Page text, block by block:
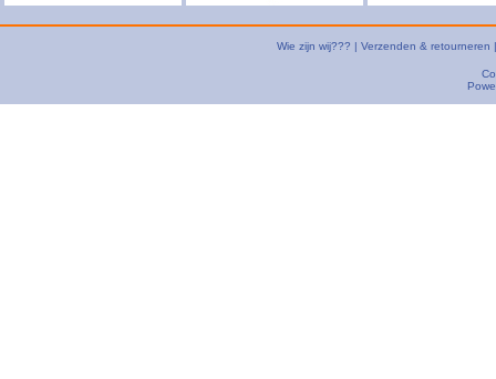
Wie zijn wij??? | Verzenden & retourneren